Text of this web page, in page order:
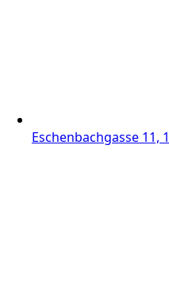
Eschenbachgasse 11,